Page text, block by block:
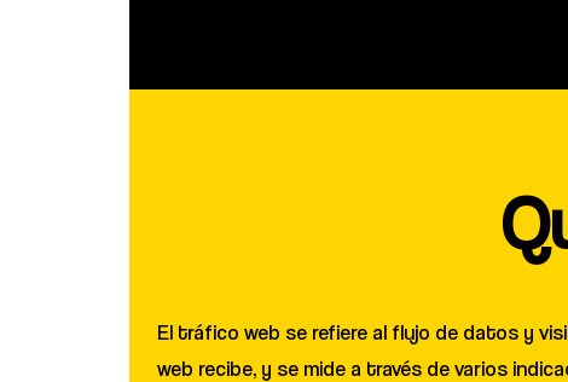
El tráfico web se refiere al flujo de datos y
web recibe, y se mide a través de varios